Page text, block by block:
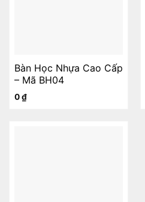
Bàn Học Nhựa Cao Cấp
– Mã BH04
0₫